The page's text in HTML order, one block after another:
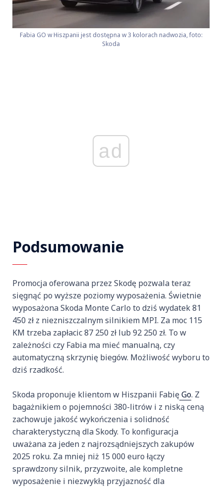
Fabia GO w Hiszpanii jest dostępna w 3 kolorach nadwozia, foto:
Skoda
ad
Podsumowanie
Promocja oferowana przez Skodę pozwala teraz
sięgnąć po wyższe poziomy wyposażenia. Świetnie
wyposażona Skoda Monte Carlo to dziś wydatek 81
450 zł z niezniszczalnym silnikiem MPI. Za moc 115
KM trzeba zapłacic 87 250 zł lub 92 250 zł. To w
zależności czy Fabia ma mieć manualną, czy
automatyczną skrzynię biegów. Możliwość wyboru to
dziś rzadkość.
Skoda proponuje klientom w Hiszpanii FabięGo. Z
bagażnikiem o pojemności 380-litrów i z niską ceną
zachowuje jakość wykończenia i solidność
charakterystyczną dla Skody. To konfiguracja
uważana za jeden z najrozsądniejszych zakupów
2025 roku. Za mniej niż 15 000 euro łączy
sprawdzony silnik, przyzwoite, ale kompletne
wyposażenie i niezwykłą przyjazność dla